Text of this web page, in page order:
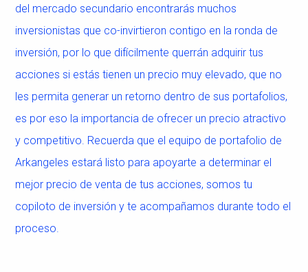
del mercado secundario encontrarás muchos
inversionistas que co-invirtieron contigo en la ronda de
inversión, por lo que difícilmente querrán adquirir tus
acciones si estás tienen un precio muy elevado, que no
les permita generar un retorno dentro de sus portafolios,
es por eso la importancia de ofrecer un precio atractivo
y competitivo. Recuerda que el equipo de portafolio de
Arkangeles estará listo para apoyarte a determinar el
mejor precio de venta de tus acciones, somos tu
copiloto de inversión y te acompañamos durante todo el
proceso.